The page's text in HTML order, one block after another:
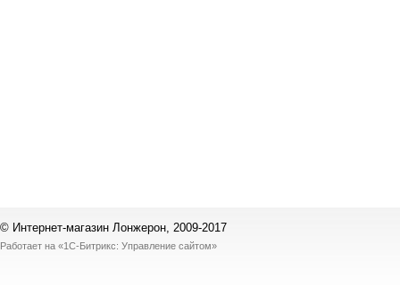
© Интернет-магазин Лонжерон, 2009-2017
Работает на «1С-Битрикс: Управление сайтом»